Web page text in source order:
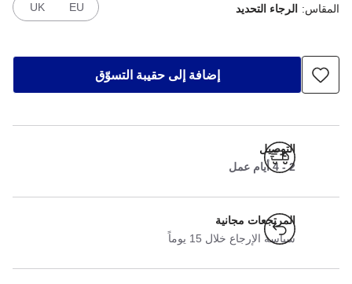
المقاس: الرجاء التحديد EU
UK
إضافة إلى حقيبة التسوّق
التوصيل
2 - 4 أيام عمل
المرتجعات مجانية
سياسة الإرجاع خلال 15 يوماً